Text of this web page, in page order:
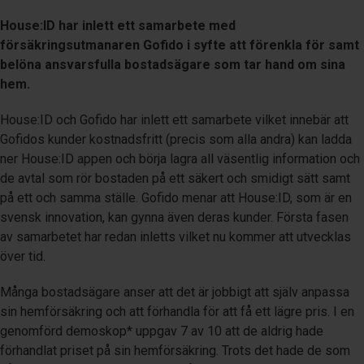
House:ID har inlett ett samarbete med
försäkringsutmanaren Gofido i syfte att förenkla för samt
belöna ansvarsfulla bostadsägare som tar hand om sina
hem.
House:ID och Gofido har inlett ett samarbete vilket innebär att
Gofidos kunder kostnadsfritt (precis som alla andra) kan ladda
ner House:ID appen och börja lagra all väsentlig information och
de avtal som rör bostaden på ett säkert och smidigt sätt samt
på ett och samma ställe. Gofido menar att House:ID, som är en
svensk innovation, kan gynna även deras kunder. Första fasen
av samarbetet har redan inletts vilket nu kommer att utvecklas
över tid.
Många bostadsägare anser att det är jobbigt att själv anpassa
sin hemförsäkring och att förhandla för att få ett lägre pris. I en
genomförd demoskop* uppgav 7 av 10 att de aldrig hade
förhandlat priset på sin hemförsäkring. Trots det hade de som